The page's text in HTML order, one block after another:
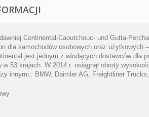
Continental-Caoutchouc- und Gutta-
dla samochodów osobowych oraz
jest jednym z wiodących dostawców dla
w 53 krajach. W 2014 r. osiągnął obroty
innymi.: BMW, Daimler AG, Freightliner